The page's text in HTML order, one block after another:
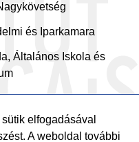
és Iparkamara
Általános Iskola és
elfogadásával
A weboldal további